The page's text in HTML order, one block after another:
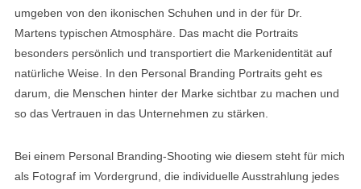
umgeben von den ikonischen Schuhen und in der für Dr.
Martens typischen Atmosphäre. Das macht die Portraits
besonders persönlich und transportiert die Markenidentität auf
natürliche Weise. In den Personal Branding Portraits geht es
darum, die Menschen hinter der Marke sichtbar zu machen und
so das Vertrauen in das Unternehmen zu stärken.
Bei einem Personal Branding-Shooting wie diesem steht für mich
als Fotograf im Vordergrund, die individuelle Ausstrahlung jedes